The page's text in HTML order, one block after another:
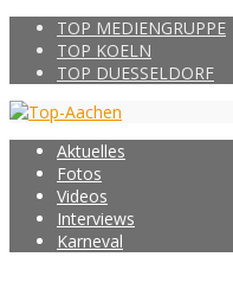
TOP MEDIENGRUPPE
TOP KOELN
TOP DUESSELDORF
Aktuelles
Fotos
Videos
Interviews
Karneval